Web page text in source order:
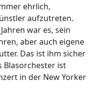
ehrlich,
aufzutreten.
war es, sein
aber auch eigene
Das ist ihm sicher
Blasorchester ist
in der New Yorker